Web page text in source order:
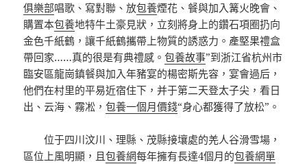
俱樂部唱歌、寫對聯、放包養煙花、餐與加入篝火晚會、
購置本包養地特牛土豪見狀，立刻將身上的鑽石項圈扔向
金色千紙鶴，讓千紙鶴攜帶上物質的誘惑力。產堅果禮盒
帶回家……真的很是有典禮感。包養故事”到浙江省杭州市
臨安區龍崗鎮餐與加入年豬宴的楊密斯先容，宴會過后，
他們在村里的平易近宿住下，并于第二天登太子尖，看日
出、云海、霧凇，包養一個月價錢“身心都獲得了放松”。
位于四川汶川、理縣、茂縣接壤處的羌人谷滑雪場，
區位上風明顯，且包養網每年擁有長達4個月的包養網單